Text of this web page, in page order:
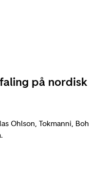
på nordisk
Ohlson, Tokmanni,